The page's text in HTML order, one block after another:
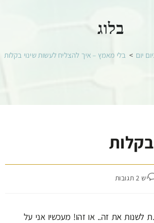
בלוג
יום > בלי מאמץ – איך להצליח לעשות שינוי בקלות
יש 2 תגובות
לשנות את זה.. או זהו! מעכשיו אני על